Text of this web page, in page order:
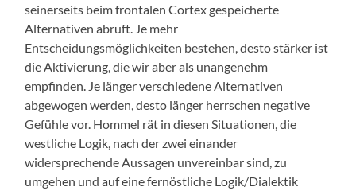
seinerseits beim frontalen Cortex gespeicherte
Alternativen abruft. Je mehr
Entscheidungsmöglichkeiten bestehen, desto stärker ist
die Aktivierung, die wir aber als unangenehm
empfinden. Je länger verschiedene Alternativen
abgewogen werden, desto länger herrschen negative
Gefühle vor. Hommel rät in diesen Situationen, die
westliche Logik, nach der zwei einander
widersprechende Aussagen unvereinbar sind, zu
umgehen und auf eine fernöstliche Logik/Dialektik